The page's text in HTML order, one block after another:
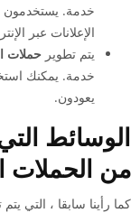
خدمة. يستخدمون
الإعلانات عبر
يتم تطوير حملات
خدمة. يمكنك
يعودون.
الوسائط
من الحملات
كما رأينا سابقا ، التي